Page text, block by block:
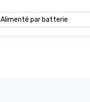
Alimenté par batterie